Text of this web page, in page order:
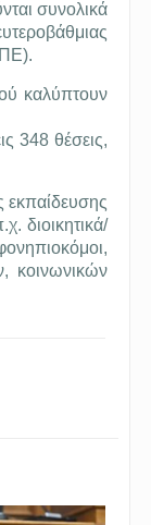
συνολικά
καλύπτουν
348 θέσεις,
εκπαίδευσης
διοικητικά/
κοινωνικών